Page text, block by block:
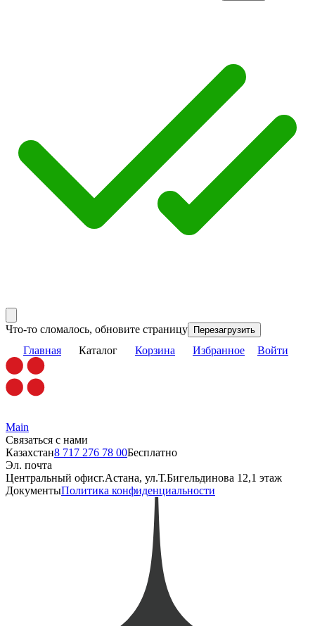
Что-то сломалось, обновите страницу Перезагрузить
Главная Каталог Корзина Избранное Войти
Main
Связаться с нами
Казахстан8 717 276 78 00Бесплатно
Эл. почта
Центральный офисг.Астана, ул.Т.Бигельдинова 12,1 этаж
ДокументыПолитика конфиденциальности